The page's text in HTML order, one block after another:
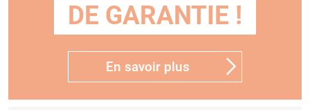
DE GARANTIE !
En savoir plus